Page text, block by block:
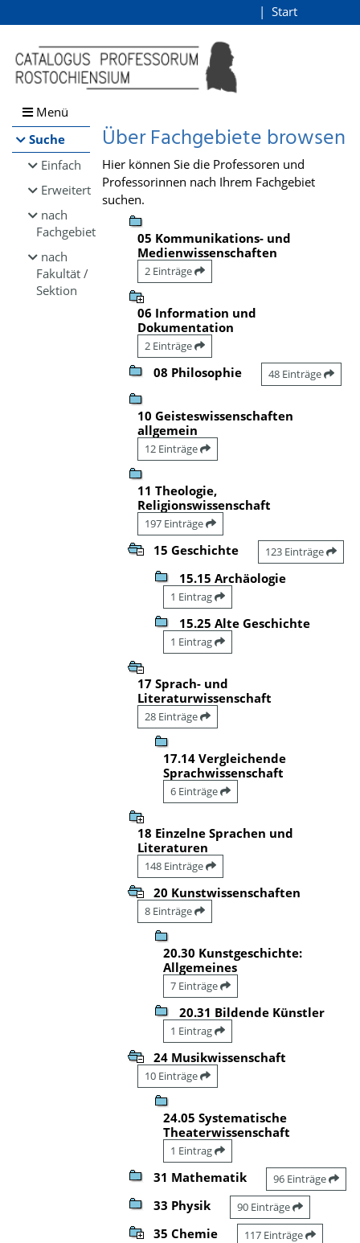
Browsen
direkt zum Inhalt
Start
Menü
Suche
Einfach
Erweitert
nach
Fachgebiet
nach
Fakultät /
Sektion
Über Fachgebiete browsen
Hier können Sie die Professoren und
Professorinnen nach Ihrem Fachgebiet
suchen.
05 Kommunikations- und
Medienwissenschaften
2 Einträge
06 Information und
Dokumentation
2 Einträge
08 Philosophie 48 Einträge
10 Geisteswissenschaften
allgemein
12 Einträge
11 Theologie,
Religionswissenschaft
197 Einträge
15 Geschichte 123 Einträge
15.15 Archäologie
1 Eintrag
15.25 Alte Geschichte
1 Eintrag
17 Sprach- und
Literaturwissenschaft
28 Einträge
17.14 Vergleichende
Sprachwissenschaft
6 Einträge
18 Einzelne Sprachen und
Literaturen
148 Einträge
20 Kunstwissenschaften
8 Einträge
20.30 Kunstgeschichte:
Allgemeines
7 Einträge
20.31 Bildende Künstler
1 Eintrag
24 Musikwissenschaft
10 Einträge
24.05 Systematische
Theaterwissenschaft
1 Eintrag
31 Mathematik 96 Einträge
33 Physik 90 Einträge
35 Chemie 117 Einträge